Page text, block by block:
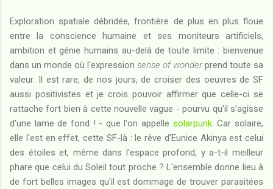
Exploration spatiale débridée, frontière de plus en plus floue
entre la conscience humaine et ses moniteurs artificiels,
ambition et génie humains au-delà de toute limite : bienvenue
dans un monde où l'expression sense of wonderprend toute sa
valeur. Il est rare, de nos jours, de croiser des oeuvres de SF
aussi positivistes et je crois pouvoir affirmer que celle-ci se
rattache fort bien à cette nouvelle vague - pourvu qu'il s'agisse
d'une lame de fond ! - que l'on appelle solarpunk. Car solaire,
elle l'est en effet, cette SF-là : le rêve d'Eunice Akinya est celui
des étoiles et, même dans l'espace profond, y a-t-il meilleur
phare que celui du Soleil tout proche ? L'ensemble donne lieu à
de fort belles images qu'il est dommage de trouver parasitées